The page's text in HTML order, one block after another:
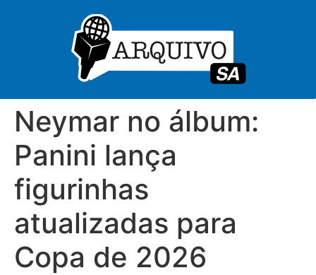
Neymar no álbum:
Panini lança
figurinhas
atualizadas para
Copa de 2026